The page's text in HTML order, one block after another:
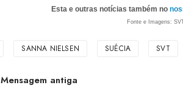
Esta e outras notícias também no
Fonte e Imagens:
SANNA NIELSEN SUÉCIA SVT
Mensagem antiga